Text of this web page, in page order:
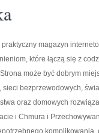
praktyczny magazyn
które łączą się z
może być dobrym
bezprzewodowych,
oraz domowych
i Chmura i